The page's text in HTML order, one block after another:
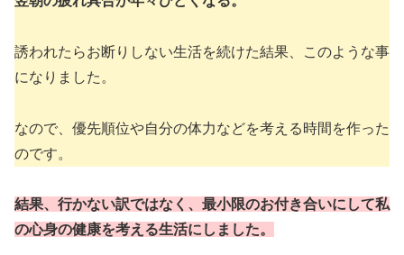
誘われたらお断りしない生活を続けた結果、このような事
になりました。
なので、優先順位や自分の体力などを考える時間を作った
のです。
結果、行かない訳ではなく、最小限のお付き合いにして私
の心身の健康を考える生活にしました。